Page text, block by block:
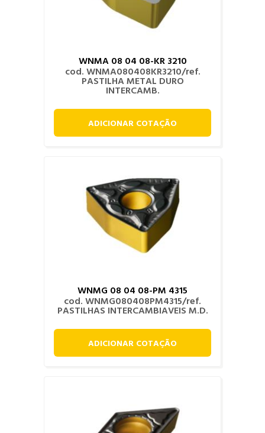
WNMA 08 04 08-KR 3210
cod. WNMA080408KR3210/ref.
PASTILHA METAL DURO
INTERCAMB.
ADICIONAR COTAÇÃO
WNMG 08 04 08-PM 4315
cod. WNMG080408PM4315/ref.
PASTILHAS INTERCAMBIAVEIS M.D.
ADICIONAR COTAÇÃO